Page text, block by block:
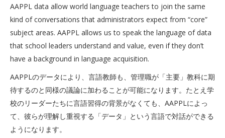
AAPPL data allow world language teachers to join the same
kind of conversations that administrators expect from “core”
subject areas. AAPPL allows us to speak the language of data
that school leaders understand and value, even if they don’t
have a background in language acquisition.
AAPPLのデータにより、言語教師も、管理職が「主要」教科に期
待するのと同様の議論に加わることが可能になります。たとえ学
校のリーダーたちに言語習得の背景がなくても、AAPPLによっ
て、彼らが理解し重視する「データ」という言語で対話ができる
ようになります。